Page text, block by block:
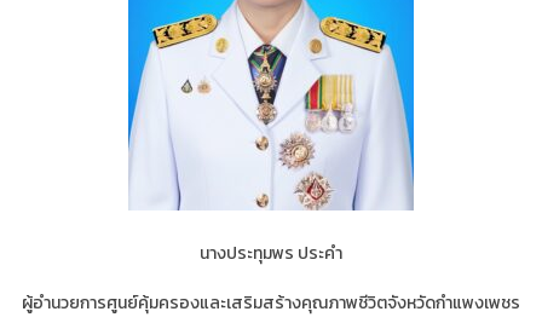
นางประทุมพร ประคำ
ผู้อำนวยการศูนย์คุ้มครองและเสริมสร้างคุณภาพชีวิตจังหวัดกำแพงเพชร